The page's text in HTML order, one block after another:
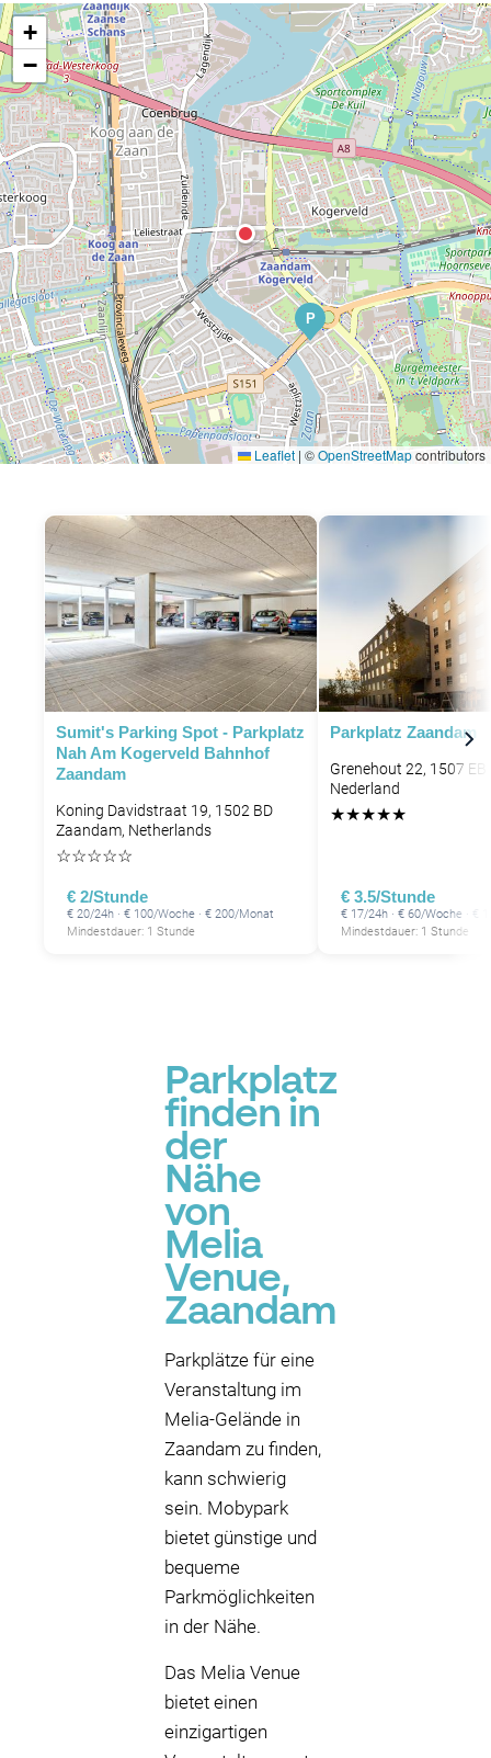
P
P
+
−
Leaflet | ©OpenStreetMapcontributors
Sumit's Parking Spot - Parkplatz
Nah Am Kogerveld Bahnhof
Zaandam
Koning Davidstraat 19, 1502 BD
Zaandam, Netherlands
☆☆☆☆☆
€ 2/Stunde
€ 20/24h · € 100/Woche · € 200/Monat
Mindestdauer: 1 Stunde
Parkplatz Zaandam
Grenehout 22, 1507
Nederland
★★★★★
€ 3.5/Stunde
€ 17/24h · € 60/Woche · €
Mindestdauer: 1 Stunde
Parkplatz
finden in
der
Nähe
von
Melia
Venue,
Zaandam
Parkplätze für eine
Veranstaltung im
Melia-Gelände in
Zaandam zu finden,
kann schwierig
sein. Mobypark
bietet günstige und
bequeme
Parkmöglichkeiten
in der Nähe.
Das Melia Venue
bietet einen
einzigartigen